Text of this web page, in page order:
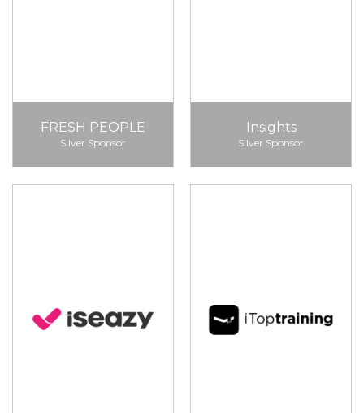
FRESH PEOPLE
Silver Sponsor
Insights
Silver Sponsor